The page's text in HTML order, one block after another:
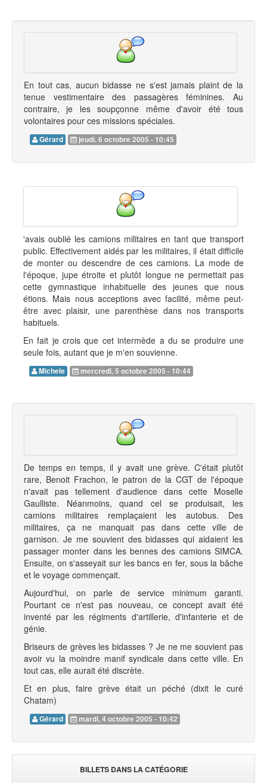
En tout cas, aucun bidasse ne s'est jamais plaint de la
tenue vestimentaire des passagères féminines. Au
contraire, je les soupçonne même d'avoir été tous
volontaires pour ces missions spéciales.
Gérard jeudi, 6 octobre 2005 - 10:45
'avais oublié les camions militaires en tant que transport
public. Effectivement aidés par les militaires, il était difficile
de monter ou descendre de ces camions. La mode de
l'époque, jupe étroite et plutôt longue ne permettait pas
cette gymnastique inhabituelle des jeunes que nous
étions. Mais nous acceptions avec facilité, même peut-
être avec plaisir, une parenthèse dans nos transports
habituels.
En fait je crois que cet intermède a du se produire une
seule fois, autant que je m'en souvienne.
Michele mercredi, 5 octobre 2005 - 10:44
De temps en temps, il y avait une grève. C'était plutôt
rare, Benoit Frachon, le patron de la CGT de l'époque
n'avait pas tellement d'audience dans cette Moselle
Gaulliste. Néanmoins, quand cel se produisait, les
camions militaires remplaçaient les autobus. Des
militaires, ça ne manquait pas dans cette ville de
garnison. Je me souvient des bidasses qui aidaient les
passager monter dans les bennes des camions SIMCA.
Ensuite, on s'asseyait sur les bancs en fer, sous la bâche
et le voyage commençait.
Aujourd'hui, on parle de service minimum garanti.
Pourtant ce n'est pas nouveau, ce concept avait été
inventé par les régiments d'artillerie, d'infanterie et de
génie.
Briseurs de grèves les bidasses ? Je ne me souvient pas
avoir vu la moindre manif syndicale dans cette ville. En
tout cas, elle aurait été discrète.
Et en plus, faire grève était un péché (dixit le curé
Chatam)
Gérard mardi, 4 octobre 2005 - 10:42
BILLETS DANS LA CATÉGORIE